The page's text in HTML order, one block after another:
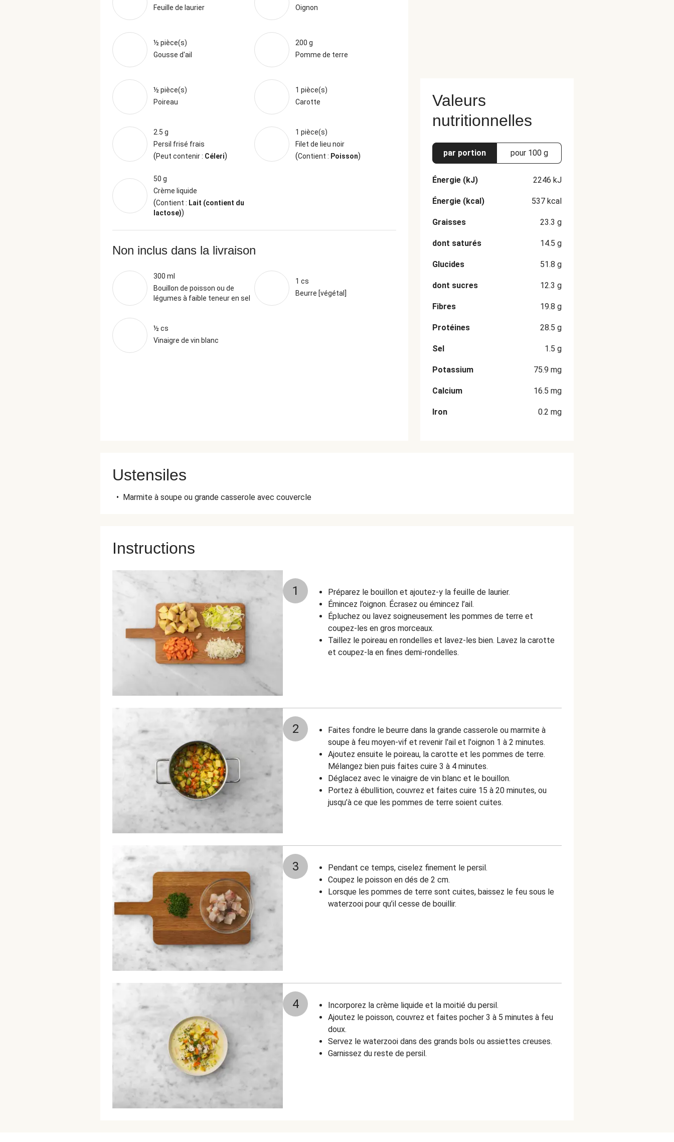
Feuille de laurier
Oignon
½ pièce(s)
Gousse d'ail
200 g
Pomme de terre
½ pièce(s)
Poireau
1 pièce(s)
Carotte
2.5 g
Persil frisé frais
(Peut contenir : Céleri)
1 pièce(s)
Filet de lieu noir
(Contient : Poisson)
50 g
Crème liquide
(Contient : Lait (contient du
lactose))
Non inclus dans la livraison
300 ml
Bouillon de poisson ou de
légumes à faible teneur en sel
1 cs
Beurre [végétal]
½ cs
Vinaigre de vin blanc
Valeurs
nutritionnelles
par portion pour 100 g
Énergie (kJ) 2246 kJ
Énergie (kcal) 537 kcal
Graisses 23.3 g
dont saturés 14.5 g
Glucides 51.8 g
dont sucres 12.3 g
Fibres 19.8 g
Protéines 28.5 g
Sel 1.5 g
Potassium 75.9 mg
Calcium 16.5 mg
Iron 0.2 mg
Ustensiles
• Marmite à soupe ou grande casserole avec couvercle
Instructions
1
Préparez le bouillon et ajoutez-y la feuille de laurier.
Émincez l’oignon. Écrasez ou émincez l’ail.
Épluchez ou lavez soigneusement les pommes de terre et
coupez-les en gros morceaux.
Taillez le poireau en rondelles et lavez-les bien. Lavez la carotte
et coupez-la en fines demi-rondelles.
2
Faites fondre le beurre dans la grande casserole ou marmite à
soupe à feu moyen-vif et revenir l'ail et l'oignon 1 à 2 minutes.
Ajoutez ensuite le poireau, la carotte et les pommes de terre.
Mélangez bien puis faites cuire 3 à 4 minutes.
Déglacez avec le vinaigre de vin blanc et le bouillon.
Portez à ébullition, couvrez et faites cuire 15 à 20 minutes, ou
jusqu’à ce que les pommes de terre soient cuites.
3
Pendant ce temps, ciselez finement le persil.
Coupez le poisson en dés de 2 cm.
Lorsque les pommes de terre sont cuites, baissez le feu sous le
waterzooi pour qu’il cesse de bouillir.
4
Incorporez la crème liquide et la moitié du persil.
Ajoutez le poisson, couvrez et faites pocher 3 à 5 minutes à feu
doux.
Servez le waterzooi dans des grands bols ou assiettes creuses.
Garnissez du reste de persil.